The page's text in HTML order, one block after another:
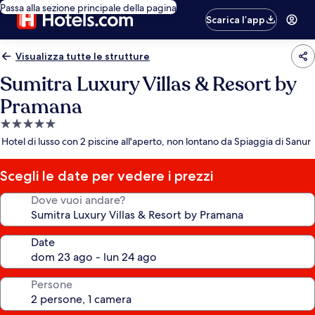
Passa alla sezione principale della pagina
Scarica l’app
Visualizza tutte le strutture
Sumitra Luxury Villas & Resort by
Pramana
Struttura
a
stelle
Hotel di lusso con 2 piscine all'aperto, non lontano da Spiaggia di Sanur
Scegli le date per vedere i prezzi
Dove vuoi andare?
Date
Persone